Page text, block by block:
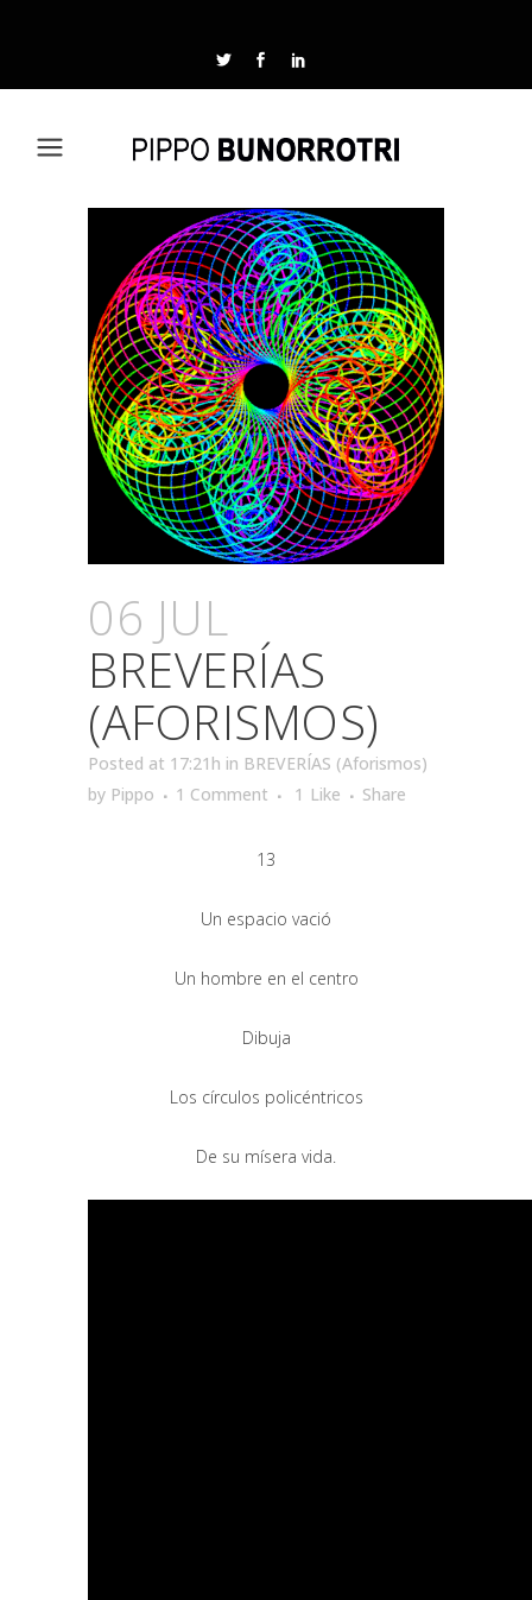
06 JUL
BREVERÍAS
(AFORISMOS)
Posted at 17:21h in BREVERÍAS (Aforismos)
by Pippo 1 Comment 1 Like Share
13
Un espacio vació
Un hombre en el centro
Dibuja
Los círculos policéntricos
De su mísera vida.